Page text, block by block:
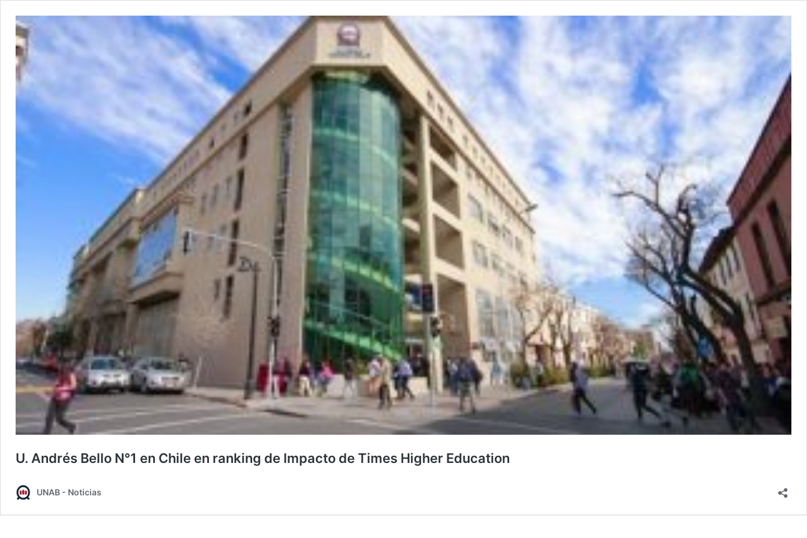
U. Andrés Bello N°1 en Chile en ranking de Impacto de Times Higher Education
UNAB - Noticias